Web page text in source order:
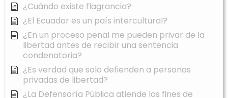
¿Cuándo existe flagrancia?
¿El Ecuador es un país intercultural?
¿En un proceso penal me pueden privar de la
libertad antes de recibir una sentencia
condenatoria?
¿Es verdad que solo defienden a personas
privadas de libertad?
¿La Defensoría Pública atiende los fines de